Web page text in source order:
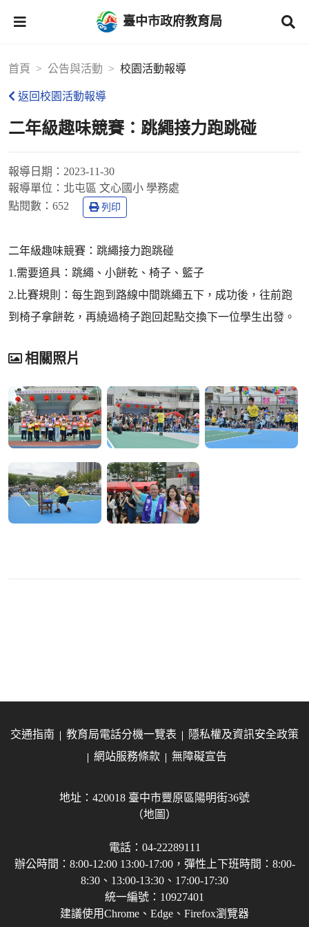
臺中市政府教育局
首頁 公告與活動 校園活動報導
返回校園活動報導
二年級趣味競賽：跳繩接力跑跳碰
報導日期： 2023-11-30
報導單位： 北屯區 文心國小 學務處
點閱數： 652 列印
二年級趣味競賽：跳繩接力跑跳碰
1.需要道具：跳繩、小餅乾、椅子、籃子
2.比賽規則：每生跑到路線中間跳繩五下，成功後，往前跑
到椅子拿餅乾，再繞過椅子跑回起點交換下一位學生出發。
相關照片
交通指南 教育局電話分機一覽表
隱私權及資訊安全政策
網站服務條款
無障礙宣告
地址：420018 臺中市豐原區陽明街36號
（地圖）
電話：04-22289111
辦公時間：8:00-12:00 13:00-17:00，彈性上下班時間：8:00-
8:30、13:00-13:30、17:00-17:30
統一編號：10927401
建議使用Chrome、Edge、Firefox瀏覽器